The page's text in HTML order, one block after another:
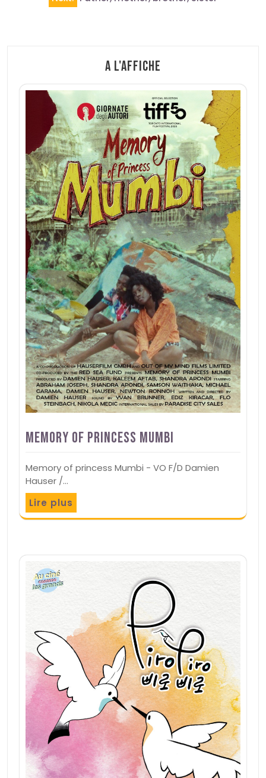
l’article
A l'affiche
Memory of princess Mumbi
Memory of princess Mumbi - VO F/D Damien
Hauser /…
Lire plus